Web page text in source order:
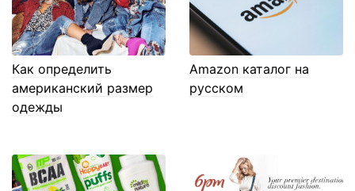
Как определить
американский размер
одежды
Amazon каталог на
русском